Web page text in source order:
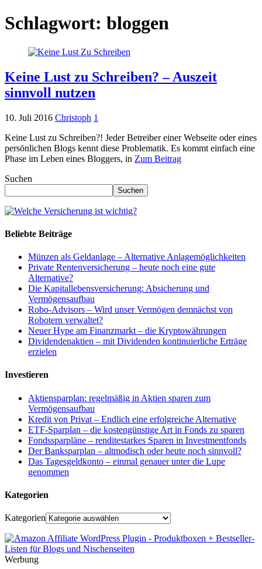
Schlagwort: bloggen
Keine Lust zu Schreiben? – Auszeit
sinnvoll nutzen
10. Juli 2016 Christoph 1
Keine Lust zu Schreiben?! Jeder Betreiber einer Webseite oder eines
persönlichen Blogs kennt diese Problematik. Es kommt einfach eine
Phase im Leben eines Bloggers, in Zum Beitrag
Suchen
Suchen
Beliebte Beiträge
Münzen als Geldanlage – Alternative Anlagemöglichkeiten
Private Rentenversicherung – heute noch eine gute
Alternative?
Die Kapitallebensversicherung: Absicherung und
Vermögensaufbau
Robo-Advisors – Wird unser Vermögen demnächst von
Robotern verwaltet?
Neuer Hype am Finanzmarkt – die Kryptowährungen
Dividendenaktien – mit Dividenden kontinuierliche Erträge
erzielen
Investieren
Aktiensparplan: regelmäßig in Aktien sparen zum
Vermögensaufbau
Kredit von Privat – Endlich eine erfolgreiche Alternative
ETF-Sparplan – die kostengünstige Art in Fonds zu sparen
Fondssparpläne – renditestarkes Sparen in Investmentfonds
Der Banksparplan – altmodisch oder heute noch sinnvoll?
Das Tagesgeldkonto – einmal genauer unter die Lupe
genommen
Kategorien
Kategorien
Werbung